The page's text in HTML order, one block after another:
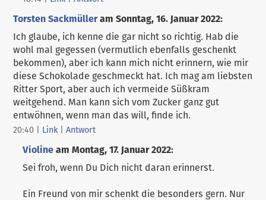
Torsten SackmülleramSonntag, 16. Januar 2022:
Ich glaube, ich kenne die gar nicht so richtig. Hab die
wohl mal gegessen (vermutlich ebenfalls geschenkt
bekommen), aber ich kann mich nicht erinnern, wie mir
diese Schokolade geschmeckt hat. Ich mag am liebsten
Ritter Sport, aber auch ich vermeide Süßkram
weitgehend. Man kann sich vom Zucker ganz gut
entwöhnen, wenn man das will, finde ich.
20:40 Link |Antwort
Violine amMontag, 17. Januar 2022:
Sei froh, wenn Du Dich nicht daran erinnerst.
Ein Freund von mir schenkt die besonders gern. Nur